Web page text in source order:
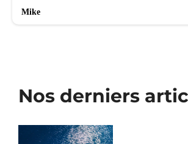
Mike
Nos derniers